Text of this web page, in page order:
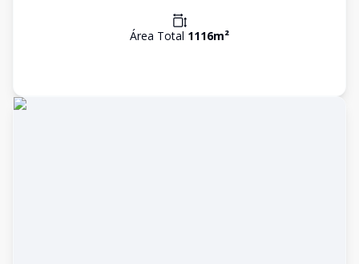
Área Total 1116m²